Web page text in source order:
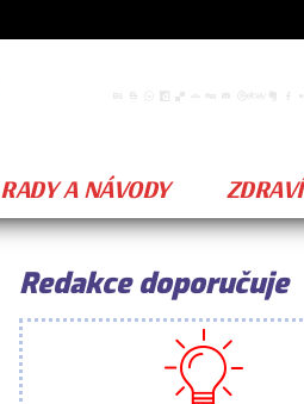
RADY A NÁVODY ZDRAVÍ
Redakce doporučuje